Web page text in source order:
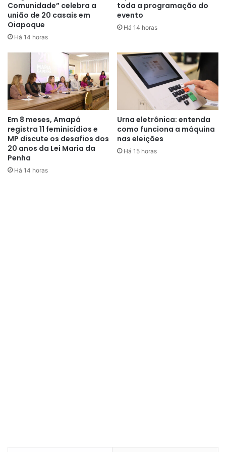
gerações,
erguer, no lugar do medo, a cultura da paz.
que nenhuma mãe seja reduzida à resistência solitária,
que o lar – esse primeiro território da humanidade –
seja espaço de dignidade, nunca de opressão.
A igualdade não é concessão:
é fundamento.
É princípio que sustenta o equilíbrio do mundo
e condição para que a vida floresça em plenitude.
Porque onde há respeito, há futuro.
Desembargador Jayme Ferreira / Presidente do
Comunidade” celebra a
união de 20 casais em
Oiapoque
Há 14 horas
toda a programação do
evento
Há 14 horas
Em 8 meses, Amapá
registra 11 feminicídios e
MP discute os desafios dos
20 anos da Lei Maria da
Penha
Há 14 horas
Urna eletrônica: entenda
como funciona a máquina
nas eleições
Há 15 horas